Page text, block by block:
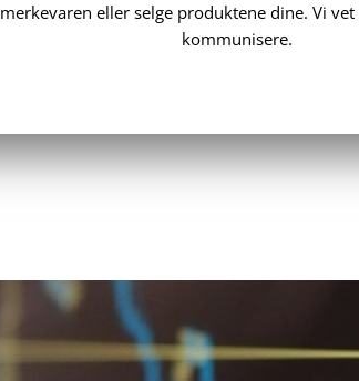
merkevaren eller selge produktene dine. Vi vet
kommunisere.